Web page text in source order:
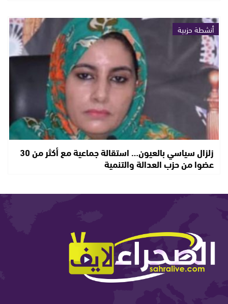
أنشطة حزبية
زلزال سياسي بالعيون… استقالة جماعية مع أكثر من 30
عضوا من حزب العدالة والتنمية